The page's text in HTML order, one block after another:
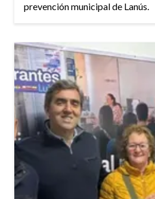
prevención municipal de Lanús.